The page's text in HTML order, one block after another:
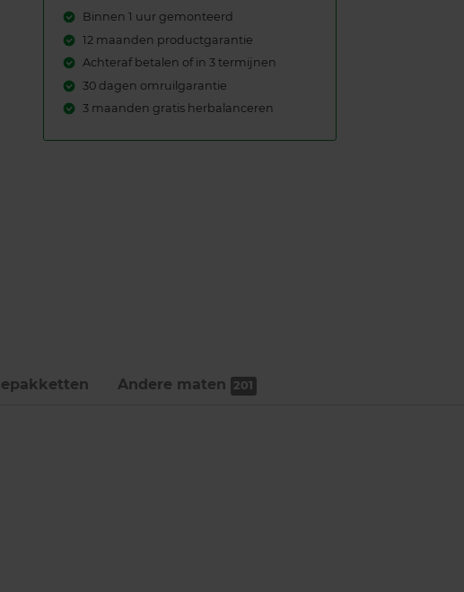
Binnen 1 uur gemonteerd
12 maanden productgarantie
Achteraf betalen of in 3 termijnen
30 dagen omruilgarantie
3 maanden gratis herbalanceren
Andere maten 201